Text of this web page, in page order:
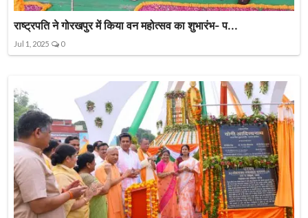
राष्ट्रपति ने गोरखपुर में किया वन महोत्सव का शुभारंभ- प...
Jul 1, 2025 0